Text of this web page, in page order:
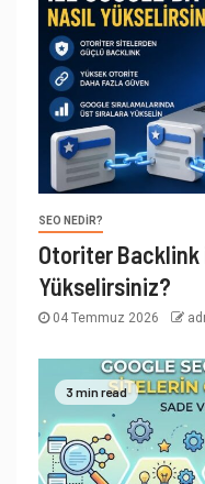
SEO NEDIR?
Otoriter Backlink
Yükselirsiniz?
04 Temmuz 2026
3 min read